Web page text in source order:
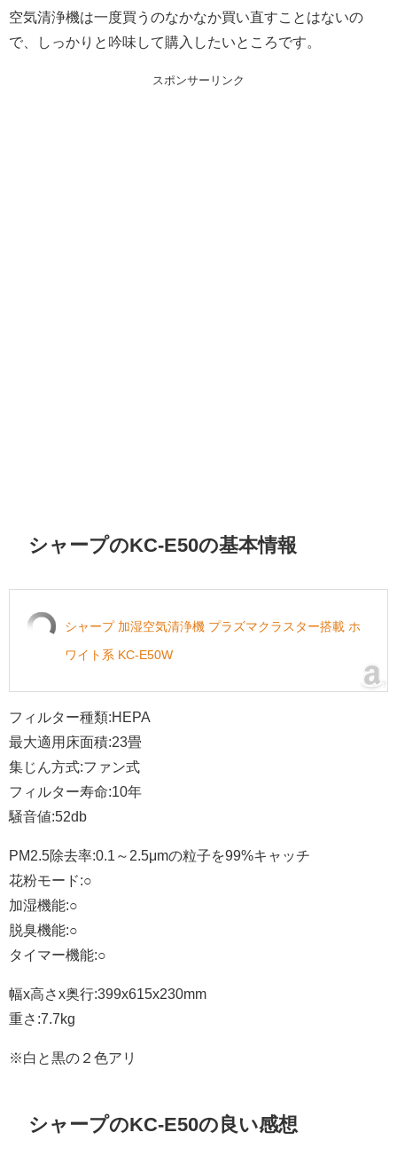
空気清浄機は一度買うのなかなか買い直すことはないの
で、しっかりと吟味して購入したいところです。
スポンサーリンク
シャープのKC-E50の基本情報
シャープ 加湿空気清浄機 プラズマクラスター搭載 ホ
ワイト系 KC-E50W
フィルター種類:HEPA
最大適用床面積:23畳
集じん方式:ファン式
フィルター寿命:10年
騒音値:52db
PM2.5除去率:0.1～2.5μmの粒子を99%キャッチ
花粉モード:○
加湿機能:○
脱臭機能:○
タイマー機能:○
幅x高さx奥行:399x615x230mm
重さ:7.7kg
※白と黒の２色アリ
シャープのKC-E50の良い感想